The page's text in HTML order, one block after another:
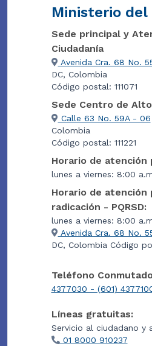
Ministerio del
Sede principal y
Ciudadanía
Avenida Cra. 68 No.
DC, Colombia
Código postal: 111071
Sede Centro de
Calle 63 No. 59A - 06
Colombia
Código postal: 111221
Horario de atención
lunes a viernes: 8:00
Horario de atención
radicación - PQRSD:
lunes a viernes: 8:00
Avenida Cra. 68 No.
DC, Colombia Código
Teléfono
4377030 - (601)
Líneas gratuitas:
Servicio al ciudadano y
01 8000 910237